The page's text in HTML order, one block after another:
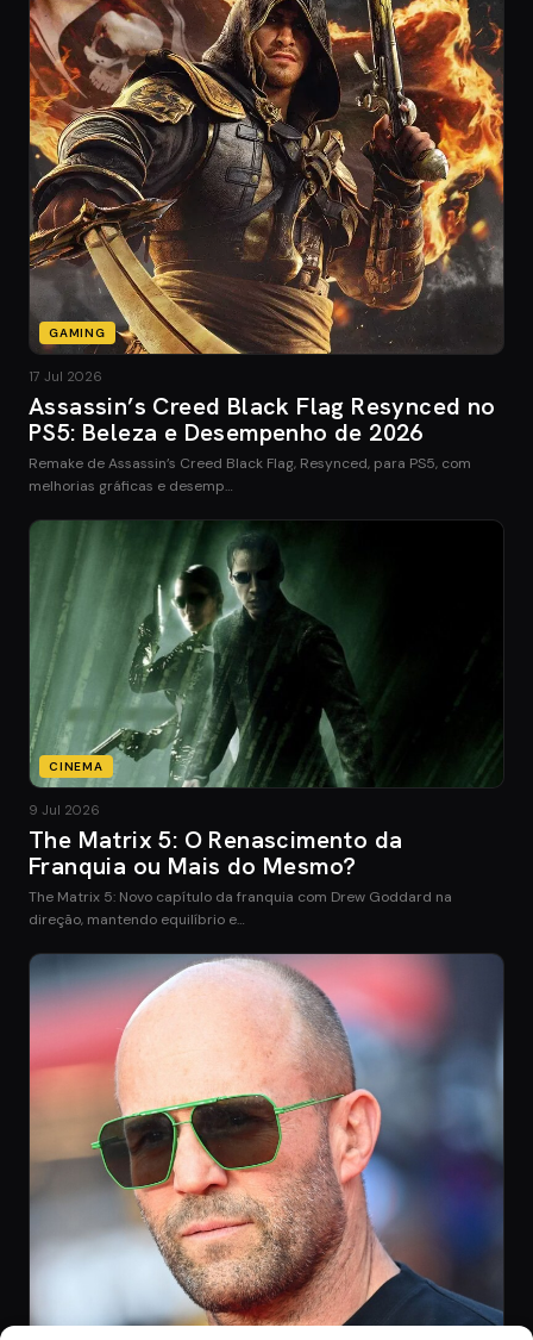
GAMING
17 Jul 2026
Assassin’s Creed Black Flag Resynced no
PS5: Beleza e Desempenho de 2026
Remake de Assassin’s Creed Black Flag, Resynced, para PS5, com
melhorias gráficas e desemp…
CINEMA
9 Jul 2026
The Matrix 5: O Renascimento da
Franquia ou Mais do Mesmo?
The Matrix 5: Novo capítulo da franquia com Drew Goddard na
direção, mantendo equilíbrio e…